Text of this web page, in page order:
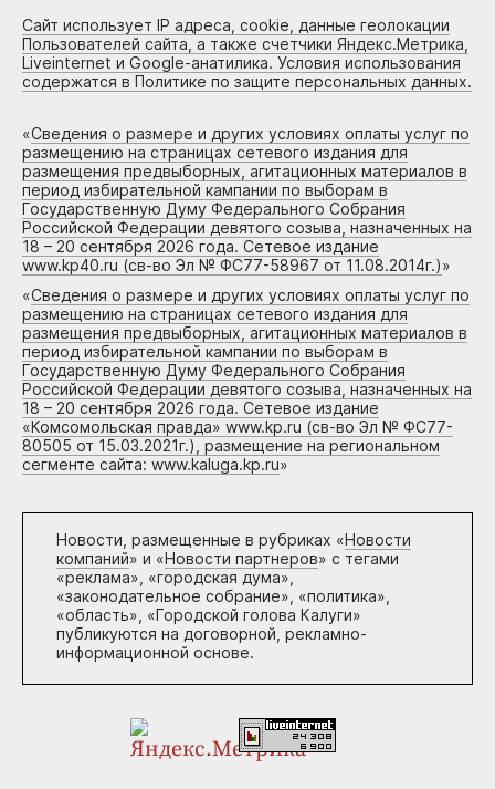
Сайт использует IP адреса, cookie, данные геолокации
Пользователей сайта, а также счетчики Яндекс.Метрика,
Liveinternet и Google-анатилика. Условия использования
содержатся в Политике по защите персональных данных.
«Сведения о размере и других условиях оплаты услуг по
размещению на страницах сетевого издания для
размещения предвыборных, агитационных материалов в
период избирательной кампании по выборам в
Государственную Думу Федерального Собрания
Российской Федерации девятого созыва, назначенных на
18 – 20 сентября 2026 года. Сетевое издание
www.kp40.ru (св-во Эл № ФС77-58967 от 11.08.2014г.)»
«Сведения о размере и других условиях оплаты услуг по
размещению на страницах сетевого издания для
размещения предвыборных, агитационных материалов в
период избирательной кампании по выборам в
Государственную Думу Федерального Собрания
Российской Федерации девятого созыва, назначенных на
18 – 20 сентября 2026 года. Сетевое издание
«Комсомольская правда» www.kp.ru (св-во Эл № ФС77-
80505 от 15.03.2021г.), размещение на региональном
сегменте сайта: www.kaluga.kp.ru»
Новости, размещенные в рубриках «Новости
компаний» и «Новости партнеров» с тегами
«реклама», «городская дума»,
«законодательное собрание», «политика»,
«область», «Городской голова Калуги»
публикуются на договорной, рекламно-
информационной основе.